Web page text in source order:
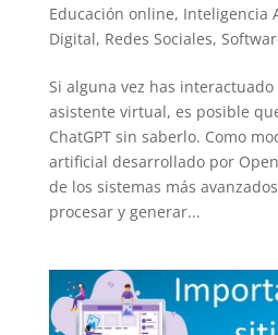
Educación online, Inteligencia
Digital, Redes Sociales,
Si alguna vez has
asistente virtual, es posible
ChatGPT sin saberlo. Como
artificial desarrollado por
de los sistemas más
procesar y generar...